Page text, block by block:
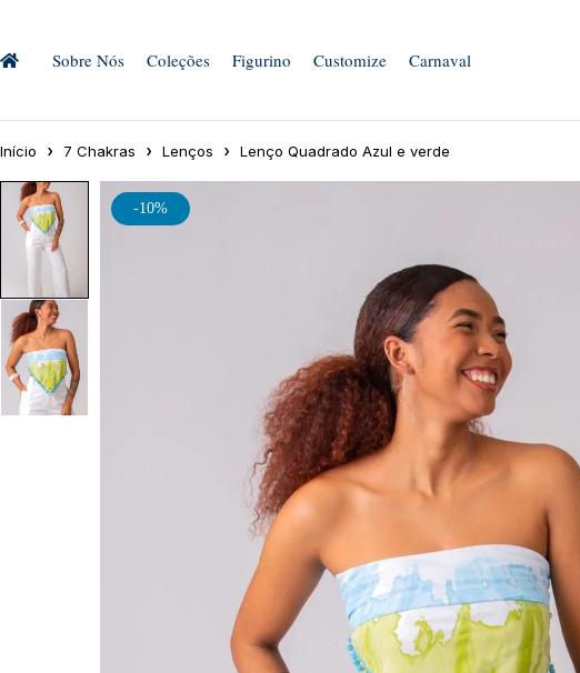
Sobre Nós Coleções Figurino Customize Carnaval
Início 7 Chakras Lenços Lenço Quadrado Azul e verde
-10%